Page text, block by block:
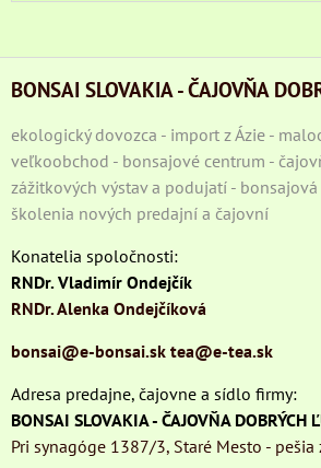
BONSAI SLOVAKIA - ČAJOVŇA
ekologický dovozca - import z Ázie -
veľkoobchod - bonsajové centrum -
zážitkových výstav a podujatí -
školenia nových predajní a čajovní
Konatelia spoločnosti:
RNDr. Vladimír Ondejčík
RNDr. Alenka Ondejčíková
bonsai@e-bonsai.sk tea@e-tea.sk
Adresa predajne, čajovne a sídlo firmy:
BONSAI SLOVAKIA - ČAJOVŇA DOBRÝCH
Pri synagóge 1387/3, Staré Mesto -